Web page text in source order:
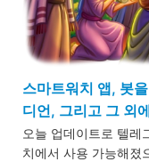
스마트워치 앱, 봇
디언, 그리고 그 외
오늘 업데이트로 텔레
치에서 사용 가능해졌